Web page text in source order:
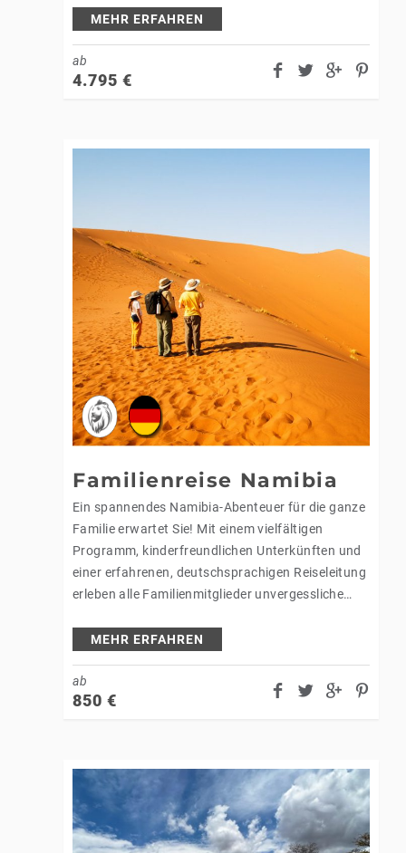
Uferlandschaft des Okavango-Zuflusses bis…
MEHR ERFAHREN
ab
4.795 €
Familienreise Namibia
Ein spannendes Namibia-Abenteuer für die ganze
Familie erwartet Sie! Mit einem vielfältigen
Programm, kinderfreundlichen Unterkünften und
einer erfahrenen, deutschsprachigen Reiseleitung
erleben alle Familienmitglieder unvergessliche
und Erholung. Höhepunkte Ihrs
Spannende Aktivitäten…
MEHR ERFAHREN
ab
850 €